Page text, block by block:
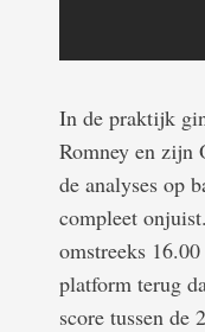
In de praktijk
Romney en zijn
de analyses op
compleet
omstreeks
platform terug
score tussen de